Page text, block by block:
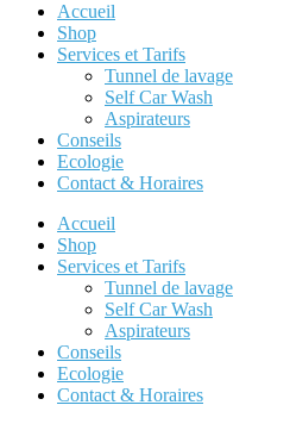
Accueil
Shop
Services et Tarifs
Tunnel de lavage
Self Car Wash
Aspirateurs
Conseils
Ecologie
Contact & Horaires
Accueil
Shop
Services et Tarifs
Tunnel de lavage
Self Car Wash
Aspirateurs
Conseils
Ecologie
Contact & Horaires